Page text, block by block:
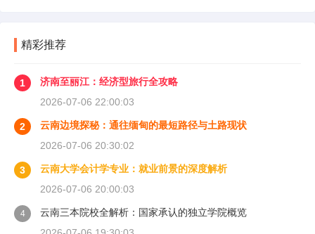
精彩推荐
1
济南至丽江：经济型旅行全攻略
2026-07-06 22:00:03
2
云南边境探秘：通往缅甸的最短路径与土路现状
2026-07-06 20:30:02
3
云南大学会计学专业：就业前景的深度解析
2026-07-06 20:00:03
4
云南三本院校全解析：国家承认的独立学院概览